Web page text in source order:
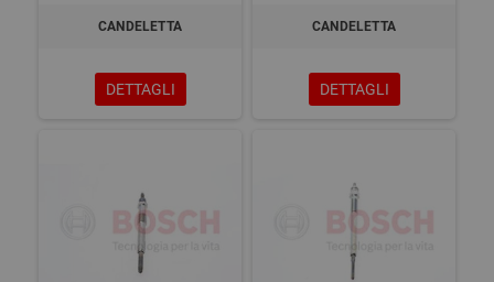
CANDELETTA
DETTAGLI
CANDELETTA
DETTAGLI